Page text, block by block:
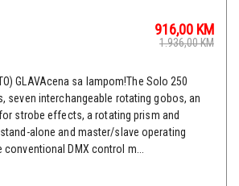
916,00 KM
1.936,00KM
GLAVAcena sa lampom!The Solo 250
seven interchangeable rotating gobos, an
strobe effects, a rotating prism and
alone and master/slave operating
DMX control m...